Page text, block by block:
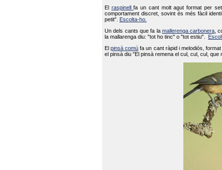
El raspinellfa un cant molt agut format per
comportament discret, sovint és més fàcil
petit".
Escolta-ho.
Un dels cants que fa la mallerenga carbonera ,
la mallarenga diu: "tot ho tinc" o "tot estiu".
Elpinsà comú fa un cant ràpid i melodiós,
el pinsà diu "El pinsà remena el cul, cul, cul,